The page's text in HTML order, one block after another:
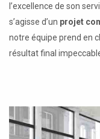
l’excellence de son
s’agisse d’un projet
notre équipe prend en
résultat final